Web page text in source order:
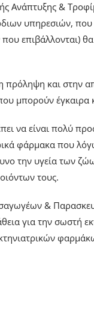
Ανάπτυξης &
υπηρεσιών,
επιβάλλονται)
πρόληψη και στην
μπορούν
να είναι πολύ
φάρμακα που
την υγεία των
τους.
&
για την σωστή